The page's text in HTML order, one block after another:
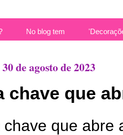
No blog tem
de agosto de 2023
chave que
chave que abre